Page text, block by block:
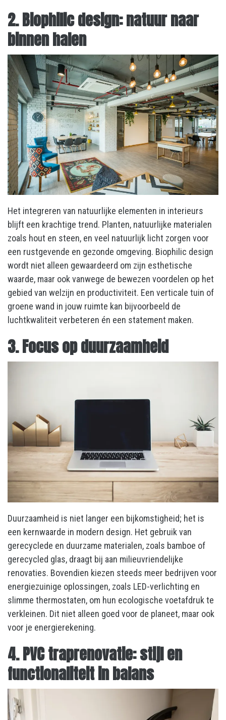
2. Biophilic design: natuur naar
binnen halen
Het integreren van natuurlijke elementen in interieurs
blijft een krachtige trend. Planten, natuurlijke materialen
zoals hout en steen, en veel natuurlijk licht zorgen voor
een rustgevende en gezonde omgeving. Biophilic design
wordt niet alleen gewaardeerd om zijn esthetische
waarde, maar ook vanwege de bewezen voordelen op het
gebied van welzijn en productiviteit. Een verticale tuin of
groene wand in jouw ruimte kan bijvoorbeeld de
luchtkwaliteit verbeteren én een statement maken.
3. Focus op duurzaamheid
Duurzaamheid is niet langer een bijkomstigheid; het is
een kernwaarde in modern design. Het gebruik van
gerecyclede en duurzame materialen, zoals bamboe of
gerecycled glas, draagt bij aan milieuvriendelijke
renovaties. Bovendien kiezen steeds meer bedrijven voor
energiezuinige oplossingen, zoals LED-verlichting en
slimme thermostaten, om hun ecologische voetafdruk te
verkleinen. Dit niet alleen goed voor de planeet, maar ook
voor je energierekening.
4. PVC traprenovatie: stijl en
functionaliteit in balans